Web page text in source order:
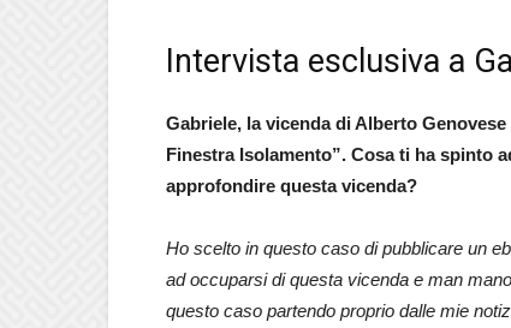
Intervista esclusiva a
Gabriele, la vicenda di Alberto
Finestra Isolamento”. Cosa ti ha spinto
approfondire questa vicenda?
Ho scelto in questo caso di pubblicare un
ad occuparsi di questa vicenda e man
questo caso partendo proprio dalle mie